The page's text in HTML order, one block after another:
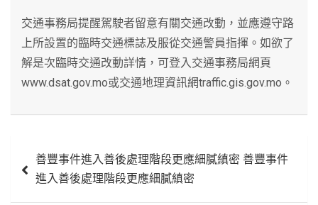
交通事務局提醒駕駛者留意有關交通改動，並應遵守路
上所設置的臨時交通標誌及服從交通警員指揮。如欲了
解是次臨時交通改動詳情，可登入交通事務局網頁
www.dsat.gov.mo或交通地理資訊網traffic.gis.gov.mo。
章 善豐事件進入善後處理階段更應細膩縝密 善豐事件
進入善後處理階段更應細膩縝密